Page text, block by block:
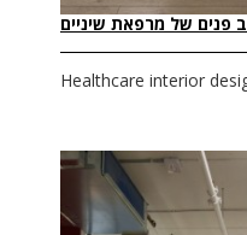
Healthcare interior